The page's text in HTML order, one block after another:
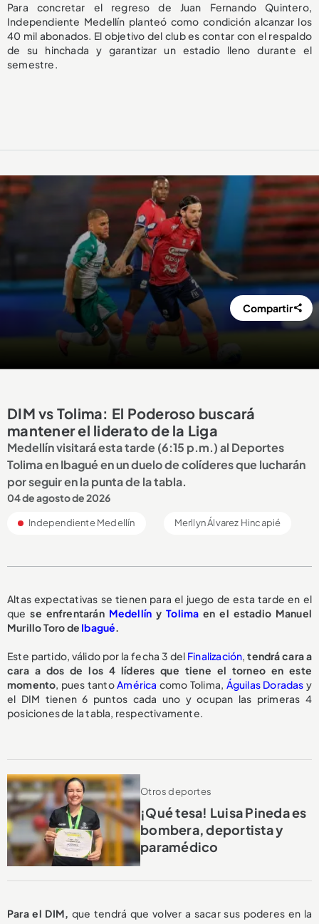
Para concretar el regreso de Juan Fernando Quintero,
Independiente Medellín planteó como condición alcanzar los
40 mil abonados. El objetivo del club es contar con el respaldo
de su hinchada y garantizar un estadio lleno durante el
semestre.
Compartir
DIM vs Tolima: El Poderoso buscará
mantener el liderato de la Liga
Medellín visitará esta tarde (6:15 p.m.) al Deportes
Tolima en Ibagué en un duelo de colíderes que lucharán
por seguir en la punta de la tabla.
04 de agosto de 2026
Independiente Medellín Merllyn Álvarez Hincapié
Altas expectativas se tienen para el juego de esta tarde en el
quese enfrentarán MedellínyTolimaen el estadio Manuel
Murillo Toro de Ibagué.
Este partido, válido por la fecha 3 del Finalización,tendrá cara a
cara a dos de los 4 líderes que tiene el torneo en este
momento, pues tantoAmérica como Tolima, Águilas Doradas y
el DIM tienen 6 puntos cada uno y ocupan las primeras 4
posiciones de la tabla, respectivamente.
Otros deportes
¡Qué tesa! Luisa Pineda es
bombera, deportista y
paramédico
Para el DIM, que tendrá que volver a sacar sus poderes en la